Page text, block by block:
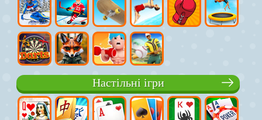
Настільні ігри